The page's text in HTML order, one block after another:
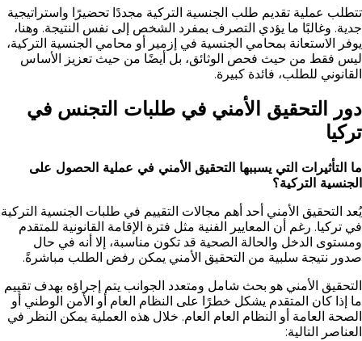
تتطلب عملية تقديم طلب الجنسية التركية مجددًا تحضيرًا واستراتيجية
جدية. وغالبًا ما يؤدي التصرف بمفرد الشخص إلى نفس النتيجة. وهنا،
يوفر الاستعانة بمحامي الجنسية في إزمير أو محامي الجنسية التركية،
ليس فقط من حيث فحص الوثائق، بل أيضًا من حيث تعزيز الأساس
القانوني للطلب، فائدة كبيرة.
دور التحقيق الأمني في طلبات التجنس في
تركيا
ما التأثيرات التي يسببها التحقيق الأمني في عملية الحصول على
الجنسية التركية؟
يُعد التحقيق الأمني أحد أهم مجالات التقييم في طلبات الجنسية التركية
في تركيا. رغم أن المعايير الفنية مثل فترة الإقامة القانونية للمتقدم
ومستوى الدخل والحالة الصحية قد تكون مناسبة، إلا أنه في حال
صدور نتيجة سلبية من التحقيق الأمني يمكن رفض الطلب مباشرةً.
التحقيق الأمني هو بحث شامل ومتعدد الجوانب يتم إجراؤه بهدف تقييم
ما إذا كان المتقدم يشكل خطرًا على النظام العام أو الأمن الوطني أو
الصحة العامة أو النظام العام العام. خلال هذه العملية يمكن النظر في
العناصر التالية: